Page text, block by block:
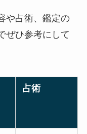
や占術、鑑定の
ぜひ参考にして
占術